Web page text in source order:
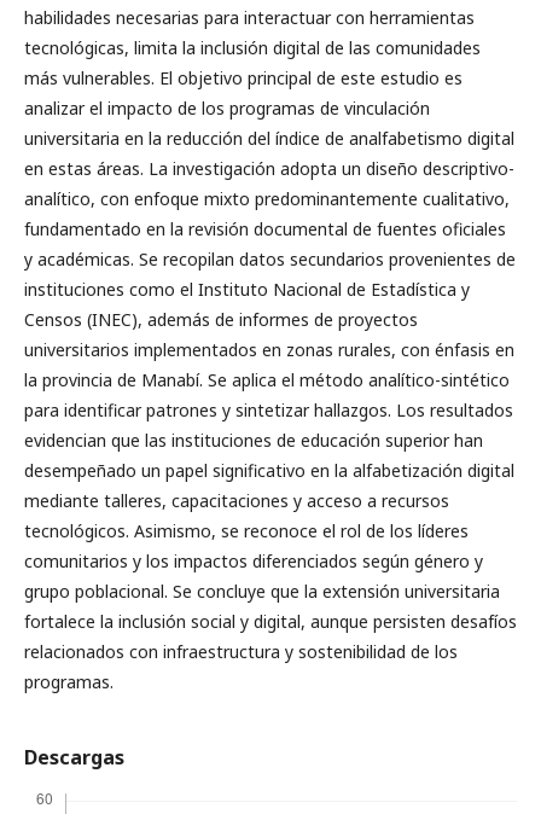
habilidades necesarias para interactuar con herramientas
tecnológicas, limita la inclusión digital de las comunidades
más vulnerables. El objetivo principal de este estudio es
analizar el impacto de los programas de vinculación
universitaria en la reducción del índice de analfabetismo digital
en estas áreas. La investigación adopta un diseño descriptivo-
analítico, con enfoque mixto predominantemente cualitativo,
fundamentado en la revisión documental de fuentes oficiales
y académicas. Se recopilan datos secundarios provenientes de
instituciones como el Instituto Nacional de Estadística y
Censos (INEC), además de informes de proyectos
universitarios implementados en zonas rurales, con énfasis en
la provincia de Manabí. Se aplica el método analítico-sintético
para identificar patrones y sintetizar hallazgos. Los resultados
evidencian que las instituciones de educación superior han
desempeñado un papel significativo en la alfabetización digital
mediante talleres, capacitaciones y acceso a recursos
tecnológicos. Asimismo, se reconoce el rol de los líderes
comunitarios y los impactos diferenciados según género y
grupo poblacional. Se concluye que la extensión universitaria
fortalece la inclusión social y digital, aunque persisten desafíos
relacionados con infraestructura y sostenibilidad de los
programas.
Descargas